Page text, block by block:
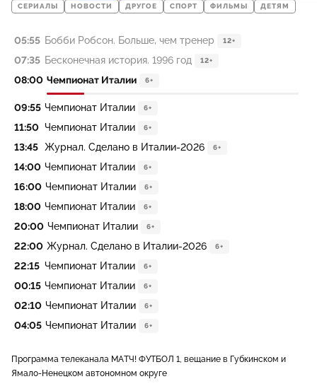
СЕРИАЛЫ НОВОСТИ ДРУГОЕ СПОРТ ФИЛЬМЫ ДЕТЯМ
05:55 Бобби Робсон. Больше, чем тренер 12+
07:35 Бесконечная история. 1996 год 12+
08:00 Чемпионат Италии 6+
09:55 Чемпионат Италии 6+
11:50 Чемпионат Италии 6+
13:45 Журнал. Сделано в Италии-2026 6+
14:00 Чемпионат Италии 6+
16:00 Чемпионат Италии 6+
18:00 Чемпионат Италии 6+
20:00 Чемпионат Италии 6+
22:00 Журнал. Сделано в Италии-2026 6+
22:15 Чемпионат Италии 6+
00:15 Чемпионат Италии 6+
02:10 Чемпионат Италии 6+
04:05 Чемпионат Италии 6+
Программа телеканала МАТЧ! ФУТБОЛ 1, вещание в Губкинском и
Ямало-Ненецком автономном округе